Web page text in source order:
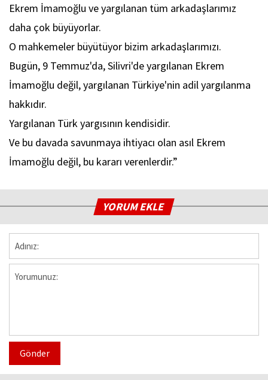
Ekrem İmamoğlu ve yargılanan tüm arkadaşlarımız
daha çok büyüyorlar.
O mahkemeler büyütüyor bizim arkadaşlarımızı.
Bugün, 9 Temmuz'da, Silivri'de yargılanan Ekrem
İmamoğlu değil, yargılanan Türkiye'nin adil yargılanma
hakkıdır.
Yargılanan Türk yargısının kendisidir.
Ve bu davada savunmaya ihtiyacı olan asıl Ekrem
İmamoğlu değil, bu kararı verenlerdir.”
YORUM EKLE
Gönder